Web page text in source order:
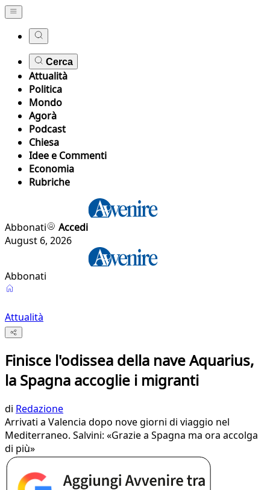
Cerca
Attualità
Politica
Mondo
Agorà
Podcast
Chiesa
Idee e Commenti
Economia
Rubriche
Abbonati
Accedi
August 6, 2026
Abbonati
Attualità
Finisce l'odissea della nave Aquarius,
la Spagna accoglie i migranti
di Redazione
Arrivati a Valencia dopo nove giorni di viaggio nel
Mediterraneo. Salvini: «Grazie a Spagna ma ora accolga
di più»